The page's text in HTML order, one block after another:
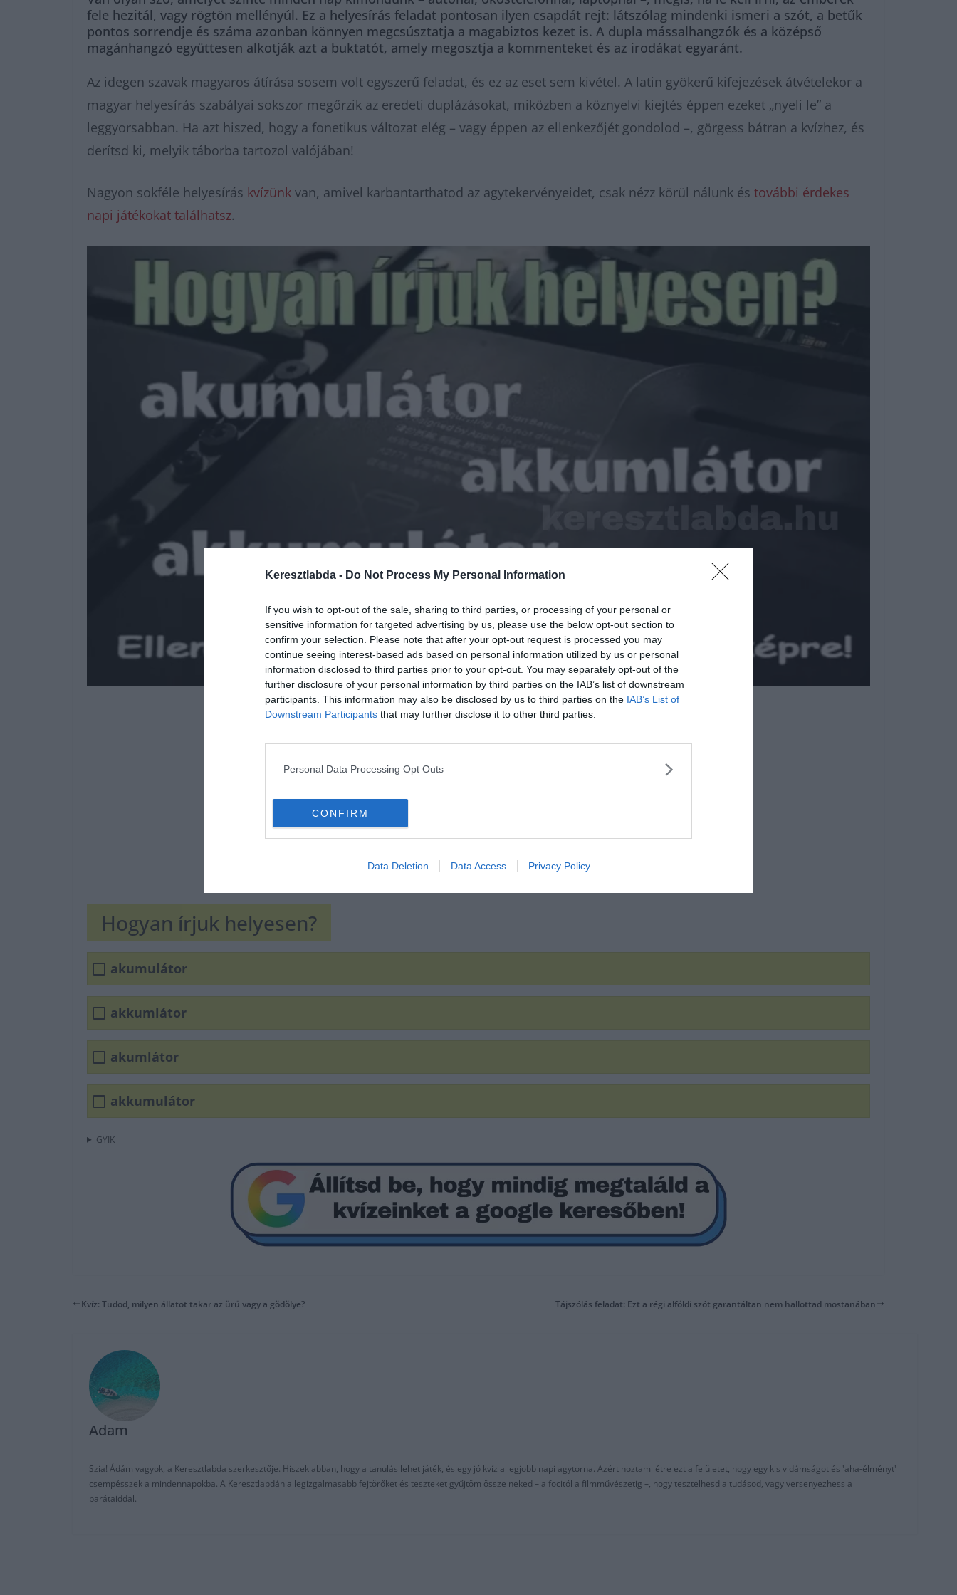
Keresztlabda - Do Not Process My Personal Information
If you wish to opt-out of the sale, sharing to third parties, or processing of your personal or
sensitive information for targeted advertising by us, please use the below opt-out section to
confirm your selection. Please note that after your opt-out request is processed you may
continue seeing interest-based ads based on personal information utilized by us or personal
information disclosed to third parties prior to your opt-out. You may separately opt-out of the
further disclosure of your personal information by third parties on the IAB’s list of downstream
participants. This information may also be disclosed by us to third parties on the IAB’s List of
Downstream Participants that may further disclose it to other third parties.
Personal Data Processing Opt Outs
CONFIRM
Data Deletion Data Access Privacy Policy
fele hezitál, vagy rögtön mellényúl. Ez a helyesírás feladat pontosan ilyen csapdát rejt: látszólag mindenki ismeri a szót, a betűk
pontos sorrendje és száma azonban könnyen megcsúsztatja a magabiztos kezet is. A dupla mássalhangzók és a középső
magánhangzó együttesen alkotják azt a buktatót, amely megosztja a kommenteket és az irodákat egyaránt.
Az idegen szavak magyaros átírása sosem volt egyszerű feladat, és ez az eset sem kivétel. A latin gyökerű kifejezések átvételekor a
magyar helyesírás szabályai sokszor megőrzik az eredeti duplázásokat, miközben a köznyelvi kiejtés éppen ezeket „nyeli le” a
leggyorsabban. Ha azt hiszed, hogy a fonetikus változat elég – vagy éppen az ellenkezőjét gondolod –, görgess bátran a kvízhez, és
derítsd ki, melyik táborba tartozol valójában!
Nagyon sokféle helyesírás kvízünk van, amivel karbantarthatod az agytekervényeidet, csak nézz körül nálunk és további érdekes
napi játékokat találhatsz.
Hirdetés
Hogyan írjuk helyesen?
akumulátor
akkumlátor
akumlátor
akkumulátor
GYIK
Kvíz: Tudod, milyen állatot takar az ürü vagy a gödölye? Tájszólás feladat: Ezt a régi alföldi szót garantáltan nem hallottad mostanában
Adam
Szia! Ádám vagyok, a Keresztlabda szerkesztője. Hiszek abban, hogy a tanulás lehet játék, és egy jó kvíz a legjobb napi agytorna. Azért hoztam létre ezt a felületet, hogy egy kis vidámságot és 'aha-élményt'
csempésszek a mindennapokba. A Keresztlabdán a legizgalmasabb fejtörőket és teszteket gyűjtöm össze neked – a focitól a filmművészetig –, hogy tesztelhesd a tudásod, vagy versenyezhess a
barátaiddal.